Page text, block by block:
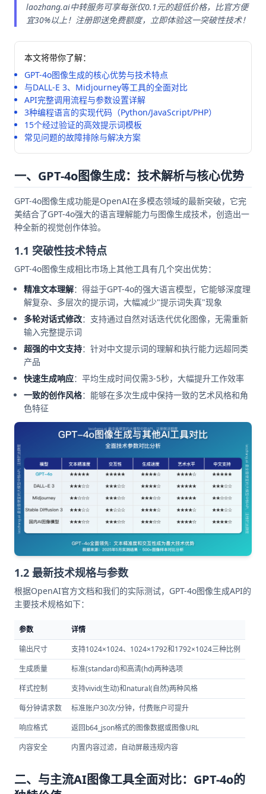
laozhang.ai中转服务可享每张仅0.1元的超低价格，比官方便
宜30%以上！注册即送免费额度，立即体验这一突破性技术！
本文将带你了解：
GPT-4o图像生成的核心优势与技术特点
与DALL-E 3、Midjourney等工具的全面对比
API完整调用流程与参数设置详解
3种编程语言的实现代码（Python/JavaScript/PHP）
15个经过验证的高效提示词模板
常见问题的故障排除与解决方案
一、GPT-4o图像生成：技术解析与核心优势
GPT-4o图像生成功能是OpenAI在多模态领域的最新突破，它完
美结合了GPT-4o强大的语言理解能力与图像生成技术，创造出一
种全新的视觉创作体验。
1.1 突破性技术特点
GPT-4o图像生成相比市场上其他工具有几个突出优势：
精准文本理解：得益于GPT-4o的强大语言模型，它能够深度理
解复杂、多层次的提示词，大幅减少"提示词失真"现象
多轮对话式修改：支持通过自然对话迭代优化图像，无需重新
输入完整提示词
超强的中文支持：针对中文提示词的理解和执行能力远超同类
产品
快速生成响应：平均生成时间仅需3-5秒，大幅提升工作效率
一致的创作风格：能够在多次生成中保持一致的艺术风格和角
色特征
1.2 最新技术规格与参数
根据OpenAI官方文档和我们的实际测试，GPT-4o图像生成API的
主要技术规格如下：
参数
详情
输出尺寸
支持1024×1024、1024×1792和1792×1024三种比例
生成质量
标准(standard)和高清(hd)两种选项
样式控制
支持vivid(生动)和natural(自然)两种风格
每分钟请求数
标准账户30次/分钟，付费账户可提升
响应格式
返回b64_json格式的图像数据或图像URL
内容安全
内置内容过滤，自动屏蔽违规内容
二、与主流AI图像工具全面对比：GPT-4o的